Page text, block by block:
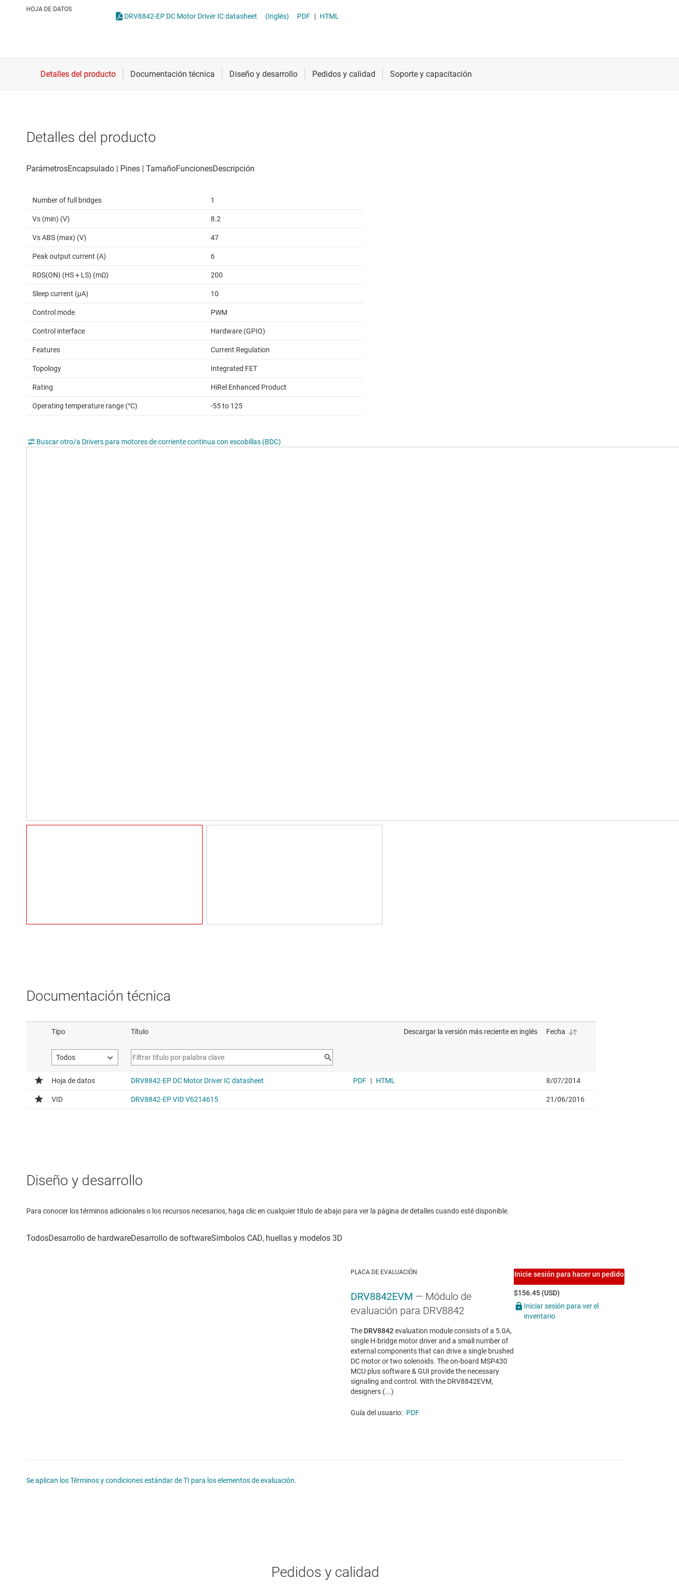
Interfaz Servicios de chip y oblea
HOJA DE DATOS
DRV8842-EP DC Motor Driver IC datasheet (Inglés) PDF | HTML
Detalles del producto
Number of full bridges 1
Vs (min) (V) 8.2
Vs ABS (max) (V) 47
Peak output current (A) 6
RDS(ON) (HS + LS) (mΩ) 200
Sleep current (µA) 10
Control mode PWM
Control interface Hardware (GPIO)
Features Current Regulation
Topology Integrated FET
Rating HiRel Enhanced Product
Operating temperature range (°C) -55 to 125
Buscar otro/a Drivers para motores de corriente continua con escobillas (BDC)
Documentación técnica
Diseño y desarrollo
Para conocer los términos adicionales o los recursos necesarios, haga clic en cualquier título de abajo para ver la página de detalles cuando esté disponible.
PLACA DE EVALUACIÓN
DRV8842EVM — Módulo de
evaluación para DRV8842
The DRV8842evaluation module consists of a 5.0A,
single H-bridge motor driver and a small number of
external components that can drive a single brushed
DC motor or two solenoids. The on-board MSP430
MCU plus software & GUI provide the necessary
signaling and control. With the DRV8842EVM,
designers (...)
Guía del usuario: PDF
Inicie sesión para hacer un pedido
$156.45 (USD)
Iniciar sesión para ver el
inventario
Se aplican los Términos y condiciones estándar de TI para los elementos de evaluación.
Pedidos y calidad